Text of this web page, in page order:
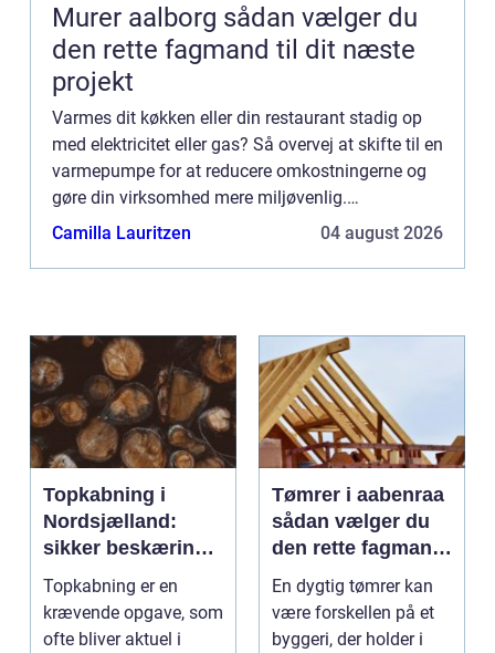
Murer aalborg sådan vælger du
den rette fagmand til dit næste
projekt
Varmes dit køkken eller din restaurant stadig op
med elektricitet eller gas? Så overvej at skifte til en
varmepumpe for at reducere omkostningerne og
gøre din virksomhed mere miljøvenlig.
Varmepumper har været på markedet i årtier, men
Camilla Lauritzen 04 august 2026
Topkabning i
Nordsjælland:
sikker beskæring
af store træer
Topkabning er en
krævende opgave, som
ofte bliver aktuel i
Tømrer i aabenraa
sådan vælger du
den rette fagmand
til dit projekt
En dygtig tømrer kan
være forskellen på et
byggeri, der holder i